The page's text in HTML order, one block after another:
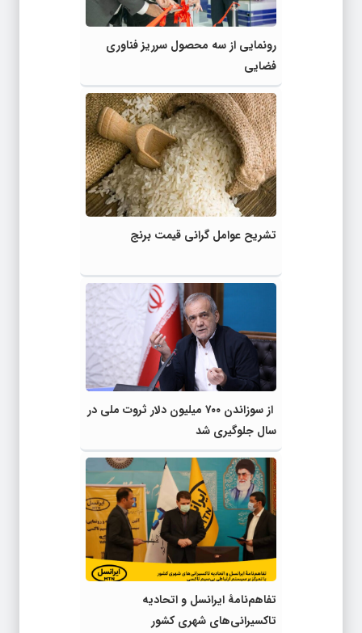
رونمایی از سه محصول سرریز فناوری
فضایی
تشریح عوامل گرانی قیمت برنج
از سوزاندن ۷۰۰ میلیون دلار ثروت ملی در
سال جلوگیری شد
تفاهم‌نامۀ ایرانسل و اتحادیه
تاکسیرانی‌های شهری کشور